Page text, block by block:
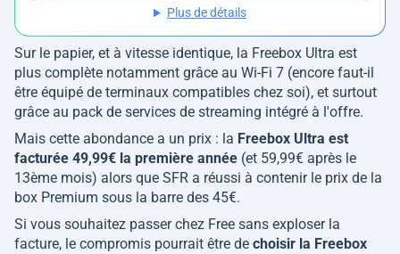
Plus de détails
Sur le papier, et à vitesse identique, la Freebox Ultra est
plus complète notamment grâce au Wi-Fi 7 (encore faut-il
être équipé de terminaux compatibles chez soi), et surtout
grâce au pack de services de streaming intégré à l'offre.
Mais cette abondance a un prix : la Freebox Ultra est
facturée 49,99€ la première année (et 59,99€ après le
13ème mois) alors que SFR a réussi à contenir le prix de la
box Premium sous la barre des 45€.
Si vous souhaitez passer chez Free sans exploser la
facture, le compromis pourrait être de choisir la Freebox